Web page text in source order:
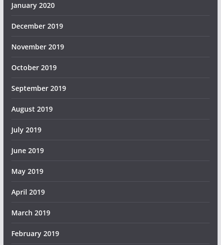
January 2020
December 2019
November 2019
October 2019
September 2019
August 2019
July 2019
June 2019
May 2019
April 2019
March 2019
February 2019